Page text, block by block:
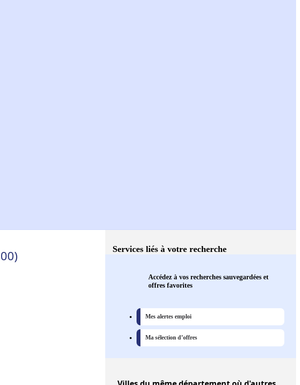
Services liés à votre recherche
Accédez à vos recherches sauvegardées et
offres favorites
Mes alertes emploi
Ma sélection d’offres